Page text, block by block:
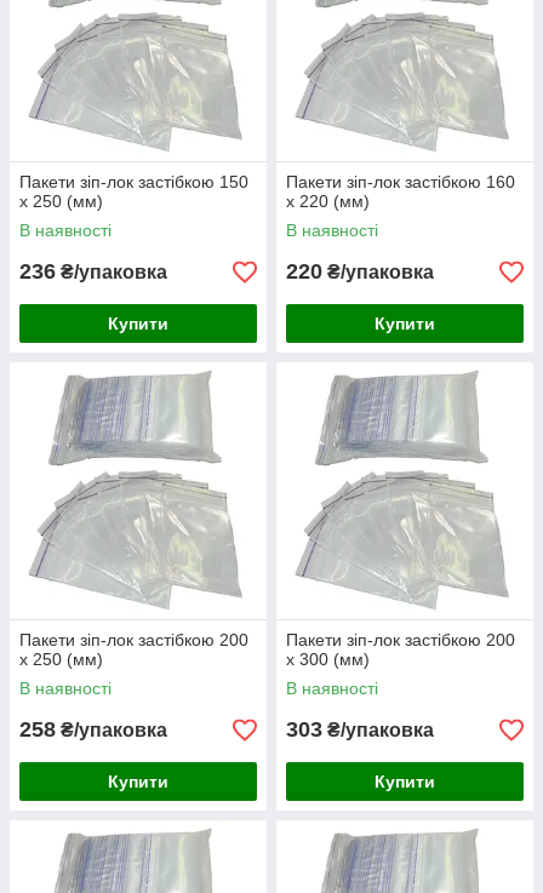
Пакети зіп-лок застібкою 150
х 250 (мм)
В наявності
236 ₴/упаковка
Купити
Пакети зіп-лок застібкою 160
х 220 (мм)
В наявності
220 ₴/упаковка
Купити
Пакети зіп-лок застібкою 200
х 250 (мм)
В наявності
258 ₴/упаковка
Купити
Пакети зіп-лок застібкою 200
х 300 (мм)
В наявності
303 ₴/упаковка
Купити